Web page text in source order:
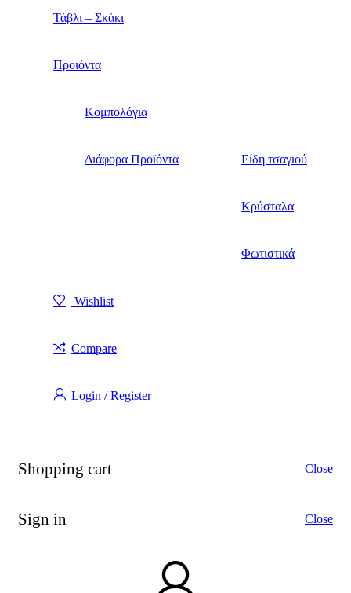
Τάβλι – Σκάκι
Προιόντα
Κομπολόγια
Διάφορα Προϊόντα Είδη τσαγιού
Κρύσταλα
Φωτιστικά
Wishlist
Compare
Login / Register
Shopping cart Close
Sign in Close